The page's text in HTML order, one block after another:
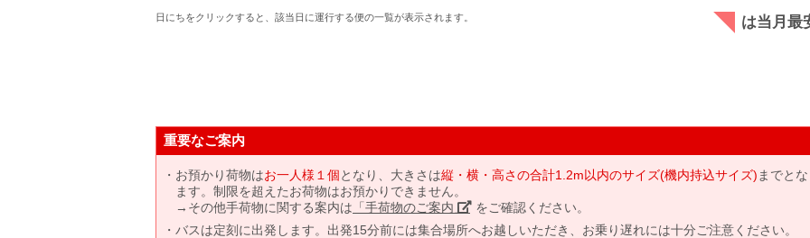
日にちをクリックすると、該当日に運行する便の一覧が表示されます。 は当月最
重要なご案内
お預かり荷物はお一人様１個となり、大きさは縦・横・高さの合計1.2m以内のサイズ(機内持込サイズ) までと
ます。制限を超えたお荷物はお預かりできません。
→その他手荷物に関する案内は 「手荷物のご案内」 をご確認ください。
バスは定刻に出発します。出発15分前には集合場所へお越しいただき、お乗り遅れには十分ご注意ください。